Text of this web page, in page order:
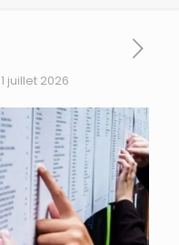
1 juillet 2026